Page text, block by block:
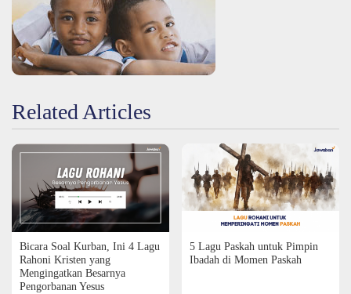
Related Articles
Bicara Soal Kurban, Ini 4 Lagu
Rahoni Kristen yang
Mengingatkan Besarnya
Pengorbanan Yesus
5 Lagu Paskah untuk Pimpin
Ibadah di Momen Paskah